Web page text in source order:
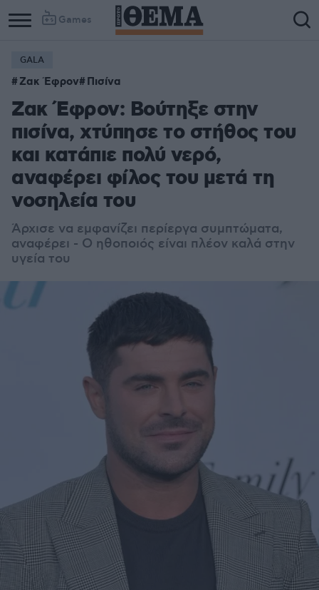
Games
GALA
Ζακ Έφρον Πισίνα
Ζακ Έφρον: Βούτηξε στην
πισίνα, χτύπησε το στήθος του
και κατάπιε πολύ νερό,
αναφέρει φίλος του μετά τη
νοσηλεία του
Άρχισε να εμφανίζει περίεργα συμπτώματα,
αναφέρει - Ο ηθοποιός είναι πλέον καλά στην
υγεία του